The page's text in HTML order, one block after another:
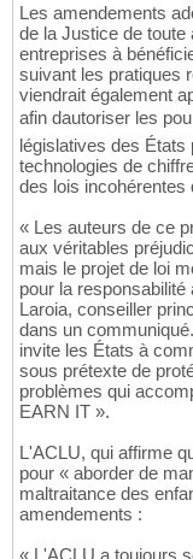
Les amendements
de la Justice de toute
entreprises à
suivant les pratiques
viendrait également
afin dautoriser les
législatives des États
technologies de
des lois incohérentes
« Les auteurs de ce
aux véritables
mais le projet de loi
pour la
Laroia, conseiller
dans un
invite les États à
sous prétexte de
problèmes qui
EARN IT ».
L'ACLU, qui affirme
pour « aborder de
maltraitance des
amendements :
« L'ACLU a toujours